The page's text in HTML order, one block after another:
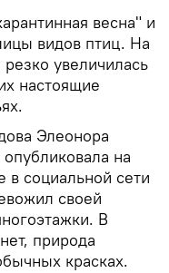
весна" и
видов птиц. На
увеличилась
настоящие
Элеонора
на
в социальной сети
своей
В
природа
красках.